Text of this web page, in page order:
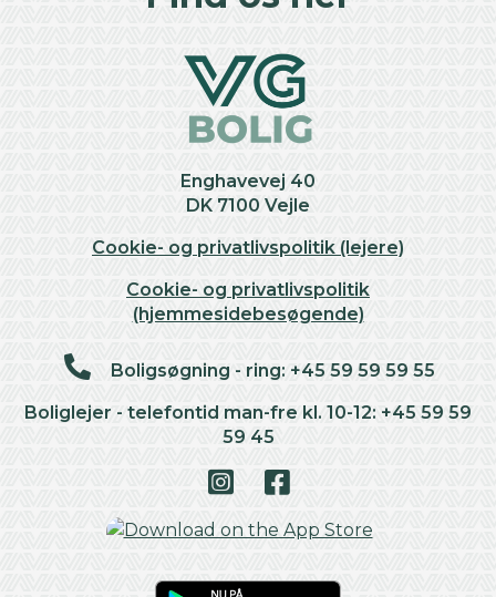
Enghavevej 40
DK 7100 Vejle
Cookie- og privatlivspolitik (lejere)
Cookie- og privatlivspolitik
(hjemmesidebesøgende)
Boligsøgning - ring: +45 59 59 59 55
Boliglejer - telefontid man-fre kl. 10-12: +45 59 59
59 45